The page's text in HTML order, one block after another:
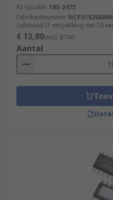
RS-stocknr. 195-2475
Fabrikantnummer
Subtotaal (1 verpakking van 10
€ 13,80(excl. BTW)
Aantal